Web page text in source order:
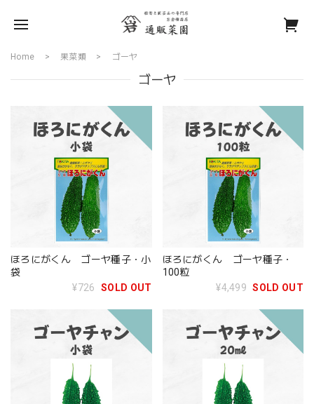
Home 果菜類 ゴーヤ
ゴーヤ
ほろにがくん ゴーヤ種子・小
袋
¥726
SOLD OUT
ほろにがくん ゴーヤ種子・
100粒
¥4,499 SOLD OUT